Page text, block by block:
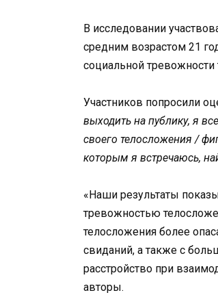
В исследовании
средним возрастом 21
социальной
Участников попросили
выходить на публику, я
своего телосложения /
которым я встречаюсь,
«Наши результаты
тревожностью
телосложения более
свиданий, а также с
расстройство при
авторы.